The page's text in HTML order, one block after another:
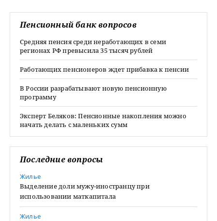
Пенсионный банк вопросов
Средняя пенсия среди неработающих в семи
регионах РФ превысила 35 тысяч рублей
Работающих пенсионеров ждет прибавка к пенсии
В России разрабатывают новую пенсионную
программу
Эксперт Беляков: Пенсионные накопления можно
начать делать с маленьких сумм
Последние вопросы
Жилье
Выделение доли мужу-иностранцу при
использовании маткапитала
Жилье